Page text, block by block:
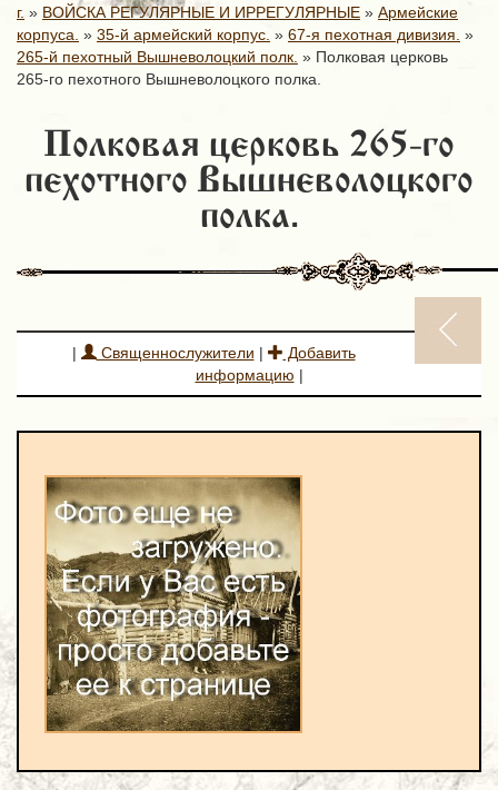
г. » ВОЙСКА РЕГУЛЯРНЫЕ И ИРРЕГУЛЯРНЫЕ » Армейские
корпуса. » 35-й армейский корпус. » 67-я пехотная дивизия. »
265-й пехотный Вышневолоцкий полк. » Полковая церковь
265-го пехотного Вышневолоцкого полка.
Полковая церковь 265-го
пехотного Вышневолоцкого
полка.
| Священнослужители |
Добавить
информацию |